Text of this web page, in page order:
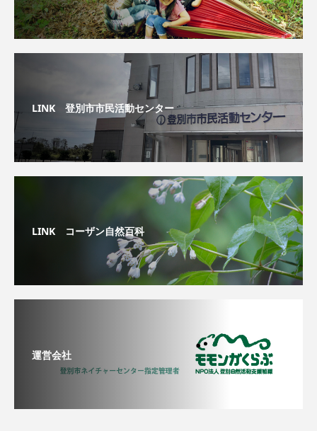
LINK 登別市市民活動センター
LINK コーザン自然百科
運営会社